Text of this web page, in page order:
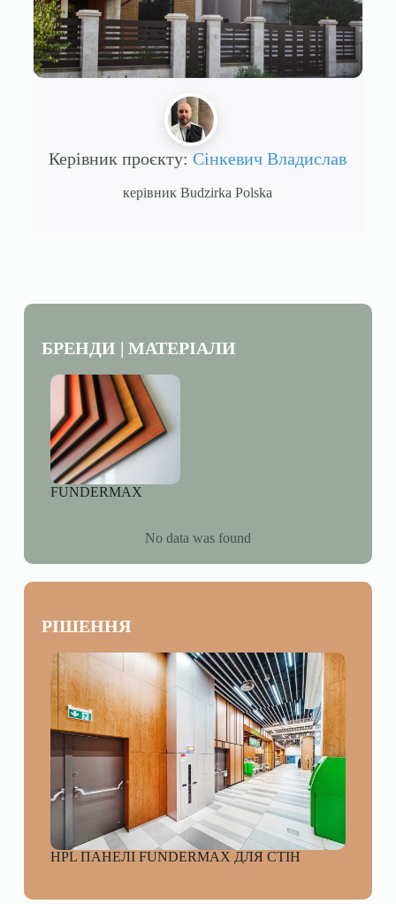
Керівник проєкту:Сінкевич Владислав
керівник Budzirka Polska
БРЕНДИ | МАТЕРІАЛИ
FUNDERMAX
No data was found
РІШЕННЯ
HPL ПАНЕЛІ FUNDERMAX ДЛЯ СТІН